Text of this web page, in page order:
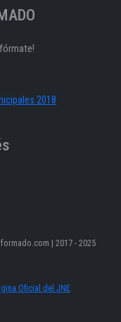
2018
| 2017 - 2025
Oficial del JNE